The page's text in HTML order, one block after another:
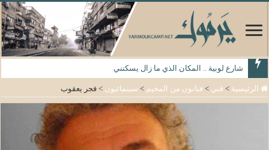
شارع لوبية .. المكان الذي ما زال يسكنني
الرئيسية > فني > فنانون من المخيم > سينمائيون > فجر يعقوب